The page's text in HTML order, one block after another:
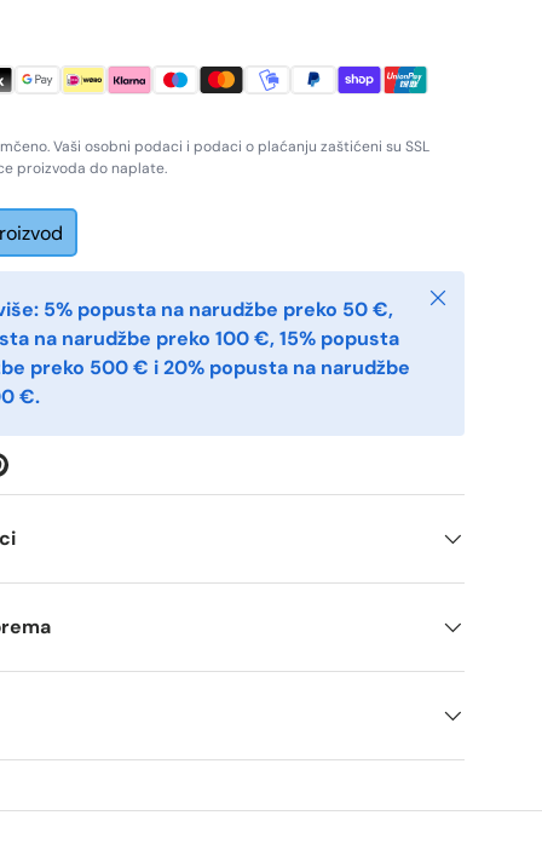
Vaši osobni podaci i podaci o plaćanju zaštićeni su SSL
proizvoda do naplate.
5% popusta na narudžbe preko 50 €,
na narudžbe preko 100 €, 15% popusta
preko 500 € i 20% popusta na narudžbe
€.
Zatvoriti